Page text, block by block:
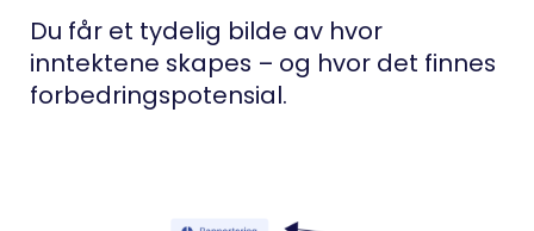
Du får et tydelig bilde av hvor
inntektene skapes – og hvor det finnes
forbedringspotensial.